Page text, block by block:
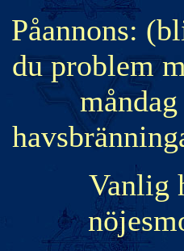
Påannons:
du problem
Vanlig